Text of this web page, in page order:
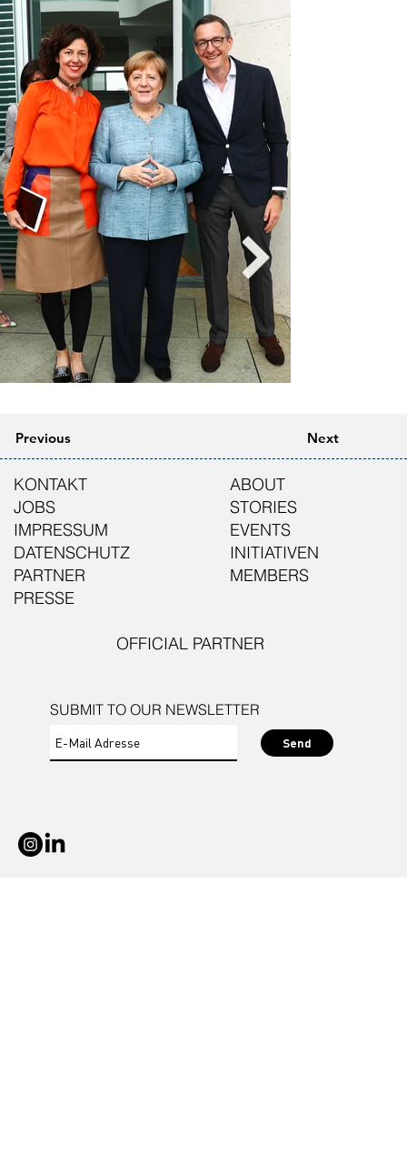
Previous Next
SUBMIT TO OUR NEWSLETTER
Send
KONTAKT
JOBS
IMPRESSUM
DATENSCHUTZ
PARTNER
PRESSE
ABOUT
STORIES
EVENTS
INITIATIVEN
MEMBERS
OFFICIAL PARTNER